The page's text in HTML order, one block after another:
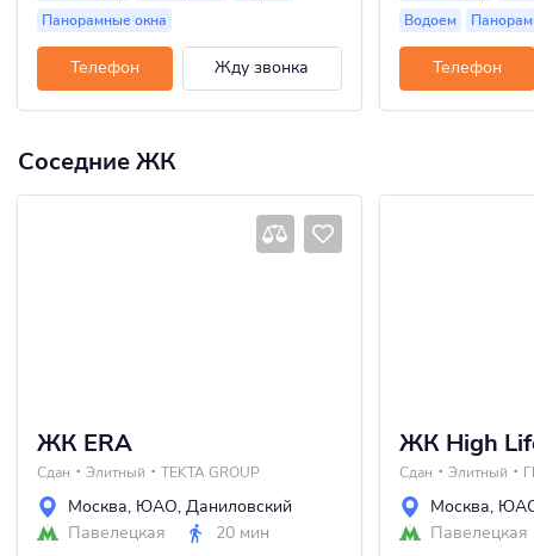
Панорамные окна
Телефон Жду звонка
Водоем
Телефон
Соседние ЖК
ЖК ERA
Сдан Элитный TEKTA GROUP
Москва, ЮАО, Даниловский
Павелецкая
20 мин
ЖК High
Сдан Элитный
Москва,
Павелецкая